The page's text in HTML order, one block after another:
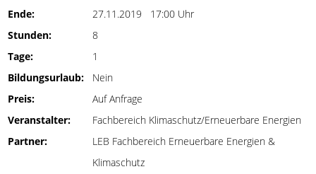
Ende:
27.11.2019 17:00 Uhr
Stunden:
8
Tage:
1
Bildungsurlaub:
Nein
Preis:
Auf Anfrage
Veranstalter:
Fachbereich Klimaschutz/Erneuerbare Energien
Partner:
LEB Fachbereich Erneuerbare Energien &
Klimaschutz